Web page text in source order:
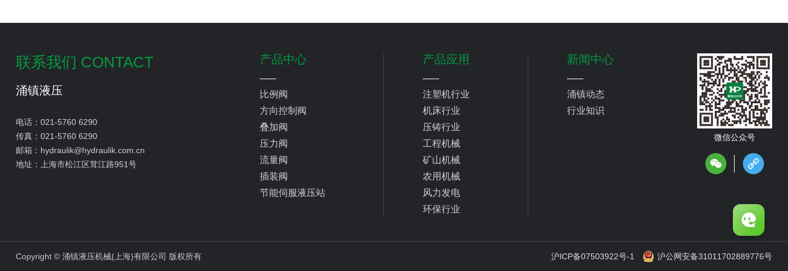
联系我们 CONTACT
涌镇液压
电话： 021-5760 6290
传真： 021-5760 6290
邮箱： hydraulik@hydraulik.com.cn
地址：
上海市松江区茸江路951号
微信公众号
产品中心
比例阀
方向控制阀
叠加阀
压力阀
流量阀
插装阀
节能伺服液压站
产品应用
注塑机行业
机床行业
压铸行业
工程机械
矿山机械
农用机械
风力发电
环保行业
新闻中心
涌镇动态
行业知识
Copyright © 涌镇液压机械(上海)有限公司 版权所有 沪ICP备07503922号-1 沪公网安备31011702889776号